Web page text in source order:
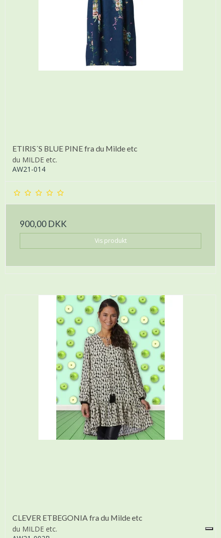
ETIRIS´S BLUE PINE fra du Milde etc
du MILDE etc.
AW21-014
900,00 DKK
Vis produkt
CLEVER ETBEGONIA fra du Milde etc
du MILDE etc.